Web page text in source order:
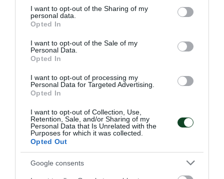
not limited to your visit or usage behaviour. You may click to
grant or deny consent to Google and its third-party tags to
use your data for below specified purposes in below Google
consent section.
I want to opt-out of the Sharing of my
personal data.
Opted In
I want to opt-out of the Sale of my
Personal Data.
Opted In
I want to opt-out of processing my
Personal Data for Targeted Advertising.
Opted In
I want to opt-out of Collection, Use,
Retention, Sale, and/or Sharing of my
Personal Data that Is Unrelated with the
Purposes for which it was collected.
Opted Out
Google consents
26.06.2026 ΠΟΔΗΛΑΣΙΑ
Πρώτο το τριφύλλι και στα